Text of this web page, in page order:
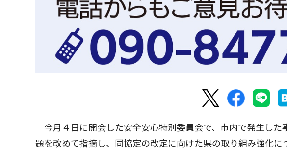
今月４日に開会した安全安心特別委員会で、市内で発生した
題を改めて指摘し、同協定の改定に向けた県の取り組み強化